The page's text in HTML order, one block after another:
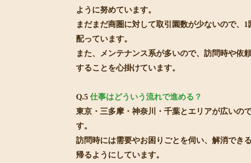
ように努めています。
まだまだ商圏に対して取引園数が少ないので、
配っています。
また、メンテナンス系が多いので、訪問時や依
することを心掛けています。
Q.5 仕事はどういう流れで進める？
東京・三多摩・神奈川・千葉とエリアが広いの
す。
訪問時には需要やお困りごとを伺い、解消でき
帰るようにしています。